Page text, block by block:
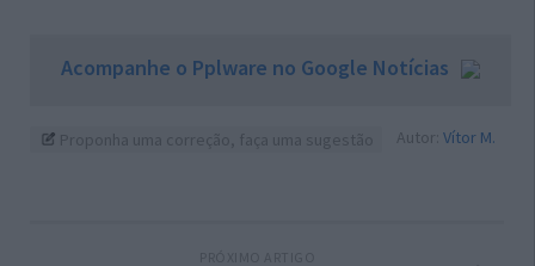
Acompanhe o Pplware no Google Notícias
Autor:Vítor M.